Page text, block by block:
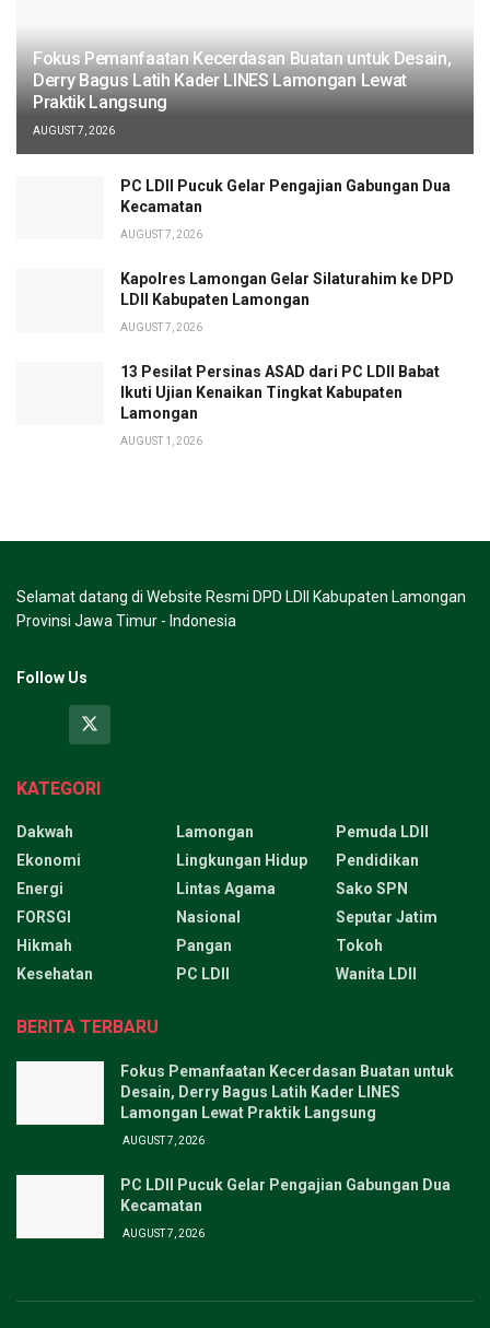
Fokus Pemanfaatan Kecerdasan Buatan untuk Desain,
Derry Bagus Latih Kader LINES Lamongan Lewat
Praktik Langsung
AUGUST 7, 2026
PC LDII Pucuk Gelar Pengajian Gabungan Dua
Kecamatan
AUGUST 7, 2026
Kapolres Lamongan Gelar Silaturahim ke DPD
LDII Kabupaten Lamongan
AUGUST 7, 2026
13 Pesilat Persinas ASAD dari PC LDII Babat
Ikuti Ujian Kenaikan Tingkat Kabupaten
Lamongan
AUGUST 1, 2026
Selamat datang di Website Resmi DPD LDII Kabupaten Lamongan
Provinsi Jawa Timur - Indonesia
Follow Us
KATEGORI
Dakwah
Ekonomi
Energi
FORSGI
Hikmah
Kesehatan
Lamongan
Lingkungan Hidup
Lintas Agama
Nasional
Pangan
PC LDII
Pemuda LDII
Pendidikan
Sako SPN
Seputar Jatim
Tokoh
Wanita LDII
BERITA TERBARU
Fokus Pemanfaatan Kecerdasan Buatan untuk
Desain, Derry Bagus Latih Kader LINES
Lamongan Lewat Praktik Langsung
AUGUST 7, 2026
PC LDII Pucuk Gelar Pengajian Gabungan Dua
Kecamatan
AUGUST 7, 2026